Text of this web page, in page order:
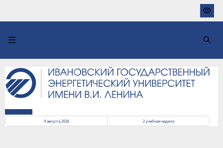
основному
9 августа 2026
2учебная неделя